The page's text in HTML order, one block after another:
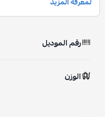
رقم الموديل
الوزن